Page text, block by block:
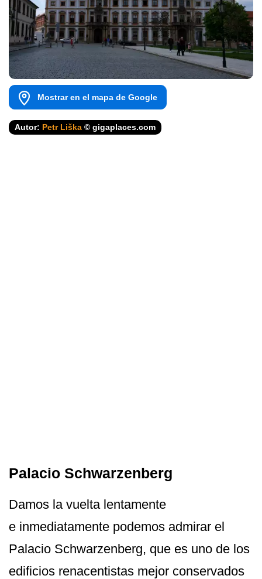
Mostrar en el mapa de Google
Autor: Petr Liška © gigaplaces.com
Palacio Schwarzenberg
Damos la vuelta lentamente
e inmediatamente podemos admirar el
Palacio Schwarzenberg, que es uno de los
edificios renacentistas mejor conservados